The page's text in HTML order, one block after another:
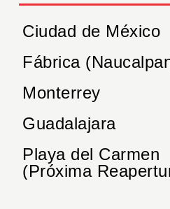
Ciudad de México
Fábrica
Monterrey
Guadalajara
Playa del Carmen
(Próxima